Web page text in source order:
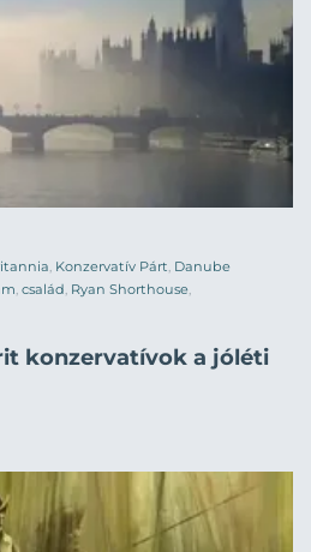
, Konzervatív Párt, Danube
, család, Ryan Shorthouse,
konzervatívok a jóléti